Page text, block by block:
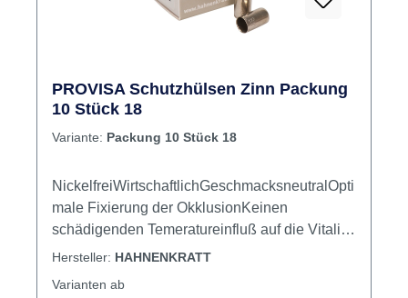
PROVISA Schutzhülsen Zinn Packung
10 Stück 18
Variante: Packung 10 Stück 18
NickelfreiWirtschaftlichGeschmacksneutralOpti
male Fixierung der OkklusionKeinen
schädigenden Temeratureinfluß auf die Vitalität
Hersteller: HAHNENKRATT
Varianten ab